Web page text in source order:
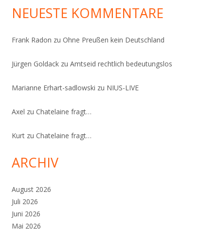
NEUESTE KOMMENTARE
Frank Radon zu Ohne Preußen kein Deutschland
Jürgen Goldack zu Amtseid rechtlich bedeutungslos
Marianne Erhart-sadlowski zu NIUS-LIVE
Axel zu Chatelaine fragt…
Kurt zu Chatelaine fragt…
ARCHIV
August 2026
Juli 2026
Juni 2026
Mai 2026